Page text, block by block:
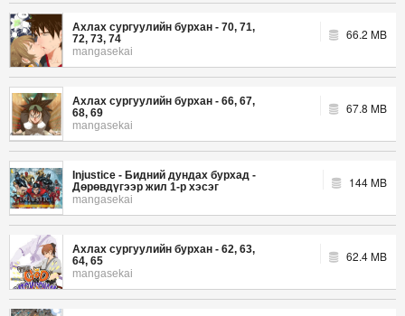
Ахлах сургуулийн бурхан - 70, 71,
72, 73, 74
mangasekai
66.2 MB
Ахлах сургуулийн бурхан - 66, 67,
68, 69
mangasekai
67.8 MB
Injustice - Бидний дундах бурхад -
Дөрөвдүгээр жил 1-р хэсэг
mangasekai
144 MB
Ахлах сургуулийн бурхан - 62, 63,
64, 65
mangasekai
62.4 MB